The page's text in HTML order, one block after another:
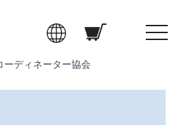
ーディネーター協会
t